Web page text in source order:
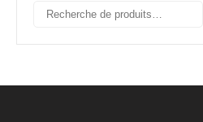
Recherche